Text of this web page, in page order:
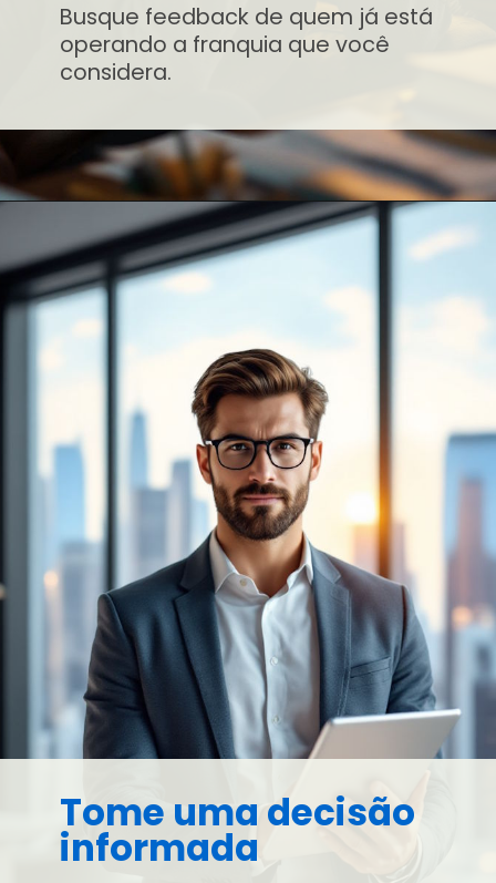
Busque feedback de quem já está
operando a franquia que você
considera.
Tome uma decisão
informada